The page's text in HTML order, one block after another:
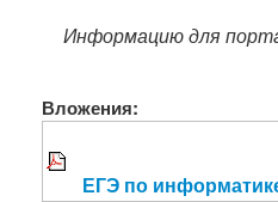
Информацию для
Вложения:
ЕГЭ по